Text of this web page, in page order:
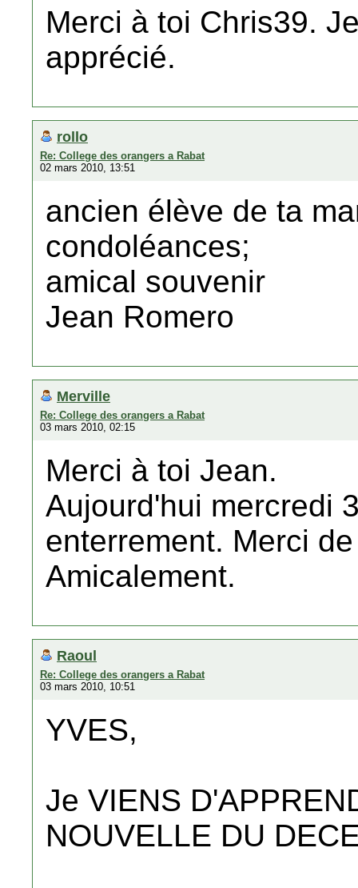
Merci à toi Chris39.
apprécié.
rollo
Re: College des orangers a Rabat
02 mars 2010, 13:51
ancien élève de ta
condoléances;
amical souvenir
Jean Romero
Merville
Re: College des orangers a Rabat
03 mars 2010, 02:15
Merci à toi Jean.
Aujourd'hui mercredi
enterrement. Merci
Amicalement.
Raoul
Re: College des orangers a Rabat
03 mars 2010, 10:51
YVES,
Je VIENS
NOUVELLE DU